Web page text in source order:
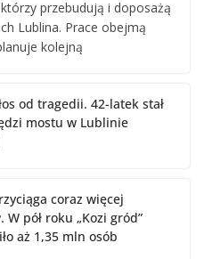
przebudują i doposażą
Lublina. Prace obejmą
kolejną
od tragedii. 42-latek stał
mostu w Lublinie
coraz więcej
W pół roku „Kozi gród”
aż 1,35 mln osób